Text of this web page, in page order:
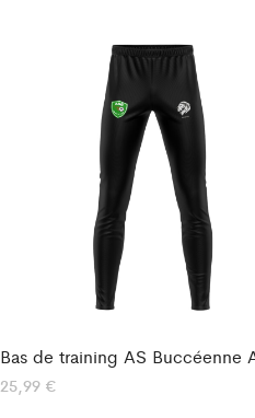
Bas de training AS Buccéenne
25,99 €